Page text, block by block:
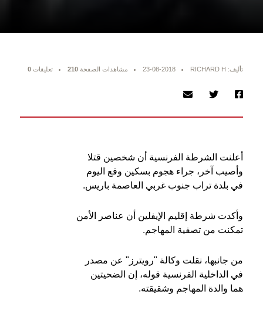
تأليف: RICHARD H 23-08-2018 مشاهدات الصفحة 210 تعليقات 0
أعلنت الشرطة الفرنسية أن شخصين قتلا
وأصيب آخر، جراء هجوم بسكين وقع اليوم
في بلدة تراب جنوب غربي العاصمة باريس.
وأكدت شرطة إقليم الإيفلين أن عناصر الأمن
تمكنت من تصفية المهاجم.
من جانبها، نقلت وكالة "رويترز" عن مصدر
في الداخلية الفرنسية قوله، إن الضحيتين
هما والدة المهاجم وشقيقته.